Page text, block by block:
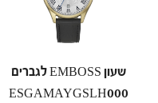
שעון EMBOSS לגברים
ESGAMAYGSLH000